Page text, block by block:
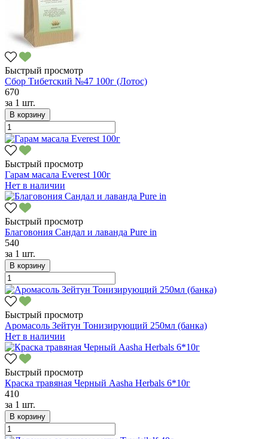
Быстрый просмотр
Сбор Тибетский №47 100г (Лотос)
670
за 1 шт.
В корзину
Быстрый просмотр
Гарам масала Everest 100г
Нет в наличии
Быстрый просмотр
Благовония Сандал и лаванда Pure in
540
за 1 шт.
В корзину
Быстрый просмотр
Аромасоль Зейтун Тонизирующий 250мл (банка)
Нет в наличии
Быстрый просмотр
Краска травяная Черный Aasha Herbals 6*10г
410
за 1 шт.
В корзину